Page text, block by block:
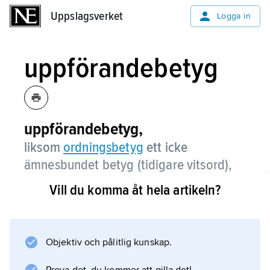
Uppslagsverket Logga in
uppförandebetyg
uppförandebetyg,
liksom ordningsbetyg ett icke
ämnesbundet betyg (tidigare vitsord),
som gavs i en fyrgradig skala.
personlighet. All betygsättning i ordning och
Vill du komma åt hela artikeln?
Objektiv och pålitlig kunskap.